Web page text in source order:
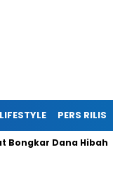
LIFESTYLE PERS RILIS
Dana Hibah